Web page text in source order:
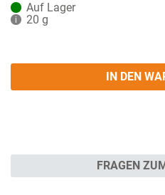
Auf Lager
i 20 g
IN DEN
FRAGEN